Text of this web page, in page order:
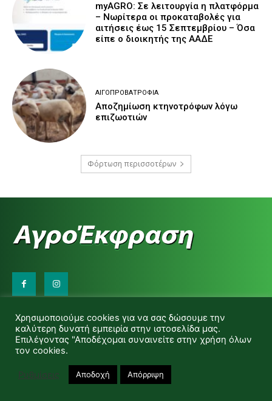
myAGRO: Σε λειτουργία η πλατφόρμα
– Νωρίτερα οι προκαταβολές για
αιτήσεις έως 15 Σεπτεμβρίου – Όσα
είπε ο διοικητής της ΑΑΔΕ
ΑΙΓΟΠΡΟΒΑΤΡΟΦΊΑ
Αποζημίωση κτηνοτρόφων λόγω
επιζωοτιών
Φόρτωση περισσοτέρων
Επικοινωνήστε μαζί μας:
d.makas@yahoo.gr
info@agrofitro.gr
Μακάς Ντίνος
Χρησιμοποιούμε cookies για να σας δώσουμε την
καλύτερη δυνατή εμπειρία στην ιστοσελίδα μας.
Επιλέγοντας "Αποδέχομαι συναινείτε στην χρήση όλων
τον cookies.
Ρυθμίσεις Αποδοχή Απόρριψη